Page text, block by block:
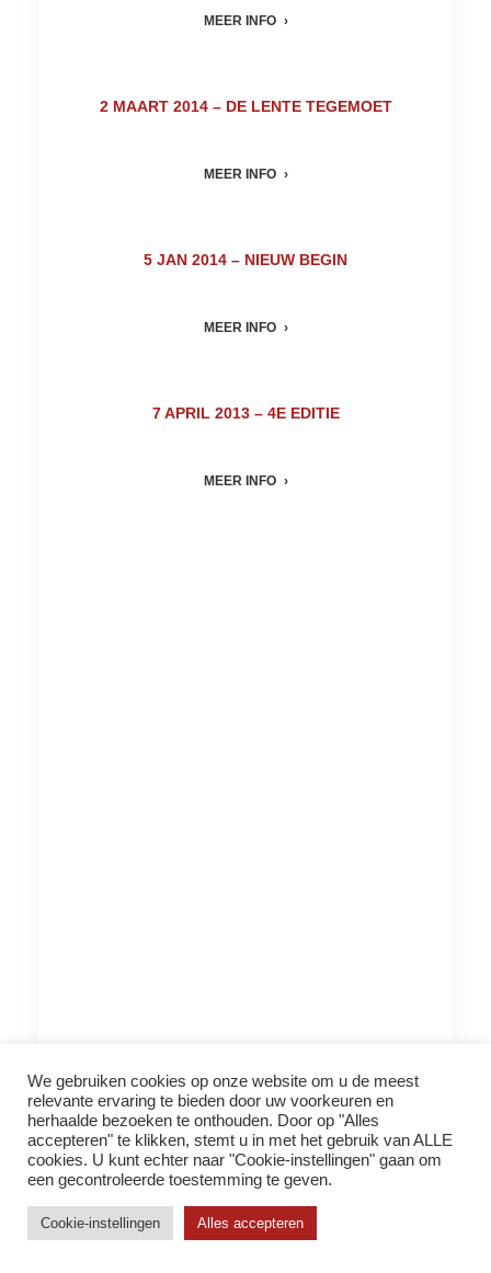
MEER INFO
2 MAART 2014 – DE LENTE TEGEMOET
MEER INFO
5 JAN 2014 – NIEUW BEGIN
MEER INFO
7 APRIL 2013 – 4E EDITIE
MEER INFO
8 SEPTEMBER 2013 – 5E EDITIE
MEER INFO
We gebruiken cookies op onze website om u de meest
relevante ervaring te bieden door uw voorkeuren en
herhaalde bezoeken te onthouden. Door op "Alles
accepteren" te klikken, stemt u in met het gebruik van ALLE
cookies. U kunt echter naar "Cookie-instellingen" gaan om
een ​​gecontroleerde toestemming te geven.
Cookie-instellingen Alles accepteren